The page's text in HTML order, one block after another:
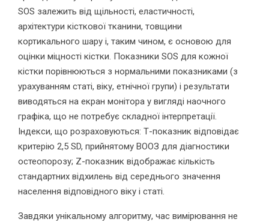
SOS залежить від щільності, еластичності,
архітектури кісткової тканини, товщини
кортикального шару і, таким чином, є основою для
оцінки міцності кістки. Показники SOS для кожної
кістки порівнюються з нормальними показниками (з
урахуванням статі, віку, етнічної групи) і результати
виводяться на екран монітора у вигляді наочного
графіка, що не потребує складної інтерпретації.
Індекси, що розраховуються: Т-показник відповідає
критерію 2,5 SD, прийнятому ВООЗ для діагностики
остеопорозу; Z-показник відображає кількість
стандартних відхилень від середнього значення
населення відповідного віку і статі.
Завдяки унікальному алгоритму, час вимірювання не